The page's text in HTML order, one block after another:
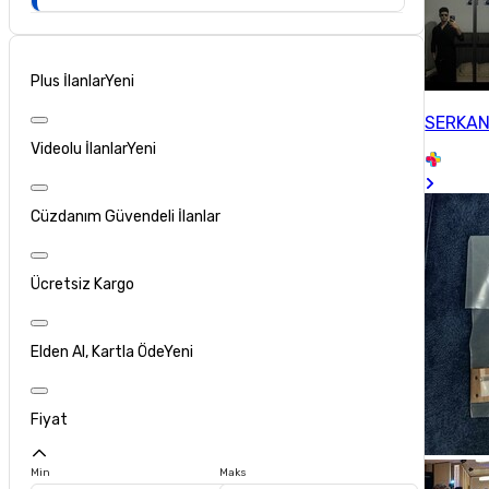
Plus İlanlarYeni
Videolu İlanlarYeni
Cüzdanım Güvendeli İlanlar
Ücretsiz Kargo
Elden Al, Kartla ÖdeYeni
Fiyat
Min Maks